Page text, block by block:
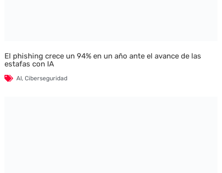
El phishing crece un 94% en un año ante el avance de las
estafas con IA
AI, Ciberseguridad